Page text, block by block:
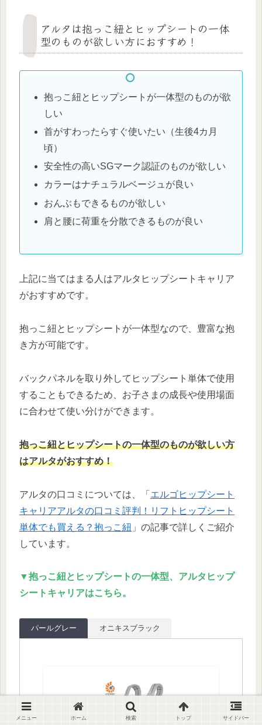
アルタは抱っこ紐とヒップシートの一体
型のものが欲しい方におすすめ！
抱っこ紐とヒップシートが一体型のものが欲
しい
首がすわったらすぐ使いたい（生後4カ月
頃）
安全性の高いSGマーク認証のものが欲しい
カラーはナチュラルベージュが良い
おんぶもできるものが欲しい
肩と腰に荷重を分散できるものが良い
上記に当てはまる人はアルタヒップシートキャリア
がおすすめです。
抱っこ紐とヒップシートが一体型なので、豊富な抱
き方が可能です。
バックパネルを取り外してヒップシート単体で使用
することもできるため、お子さまの成長や使用場面
に合わせて使い分けができます。
抱っこ紐とヒップシートの一体型のものが欲しい方
はアルタがおすすめ！
アルタの口コミについては、「 エルゴヒップシート
キャリアアルタの口コミ評判！リフトヒップシート
単体でも買える？抱っこ紐 」の記事で詳しくご紹介
しています。
▼抱っこ紐とヒップシートの一体型、アルタヒップ
シートキャリアはこちら。
パールグレー オニキスブラック
メニュー ホーム 検索 トップ サイドバー